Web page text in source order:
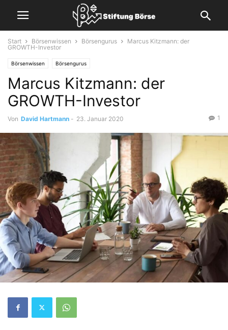
Start Börsenwissen Börsengurus
Marcus Kitzmann: der
GROWTH-Investor
Börsenwissen Börsengurus
Marcus Kitzmann: der
GROWTH-Investor
Von David Hartmann - 23. Januar 2020 1